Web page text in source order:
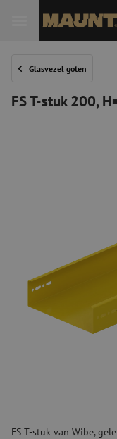
Glasvezel goten
FS T-stuk 200,
FS T-stuk van Wibe,